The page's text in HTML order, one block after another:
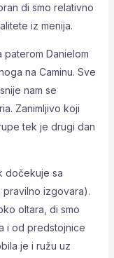
di smo relativno
iz menija.
paterom Danielom
na Caminu. Sve
nam se
Zanimljivo koji
tek je drugi dan
dočekuje sa
pravilno izgovara).
oltara, di smo
i od predstojnice
je i ružu uz